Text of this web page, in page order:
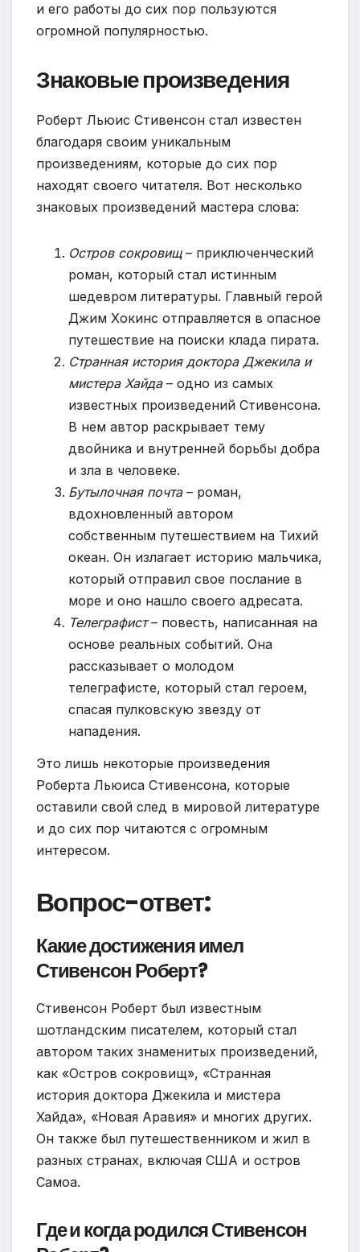
и его работы до сих пор пользуются
огромной популярностью.
Знаковые произведения
Роберт Льюис Стивенсон стал известен
благодаря своим уникальным
произведениям, которые до сих пор
находят своего читателя. Вот несколько
знаковых произведений мастера слова:
Остров сокровищ– приключенческий
роман, который стал истинным
шедевром литературы. Главный герой
Джим Хокинс отправляется в опасное
путешествие на поиски клада пирата.
Странная история доктора Джекила и
мистера Хайда– одно из самых
известных произведений Стивенсона.
В нем автор раскрывает тему
двойника и внутренней борьбы добра
и зла в человеке.
Бутылочная почта– роман,
вдохновленный автором
собственным путешествием на Тихий
океан. Он излагает историю мальчика,
который отправил свое послание в
море и оно нашло своего адресата.
Телеграфист– повесть, написанная на
основе реальных событий. Она
рассказывает о молодом
телеграфисте, который стал героем,
спасая пулковскую звезду от
нападения.
Это лишь некоторые произведения
Роберта Льюиса Стивенсона, которые
оставили свой след в мировой литературе
и до сих пор читаются с огромным
интересом.
Вопрос-ответ:
Какие достижения имел
Стивенсон Роберт?
Стивенсон Роберт был известным
шотландским писателем, который стал
автором таких знаменитых произведений,
как «Остров сокровищ», «Странная
история доктора Джекила и мистера
Хайда», «Новая Аравия» и многих других.
Он также был путешественником и жил в
разных странах, включая США и остров
Самоа.
Где и когда родился Стивенсон